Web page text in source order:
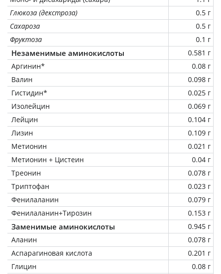
Глюкоза (декстроза)
0.5 г
Сахароза
0.5 г
Фруктоза
0.1 г
Незаменимые аминокислоты
0.581 г
Аргинин*
0.08 г
Валин
0.098 г
Гистидин*
0.025 г
Изолейцин
0.069 г
Лейцин
0.104 г
Лизин
0.109 г
Метионин
0.021 г
Метионин + Цистеин
0.04 г
Треонин
0.078 г
Триптофан
0.023 г
Фенилаланин
0.079 г
Фенилаланин+Тирозин
0.153 г
Заменимые аминокислоты
0.945 г
Аланин
0.078 г
Аспарагиновая кислота
0.201 г
Глицин
0.08 г